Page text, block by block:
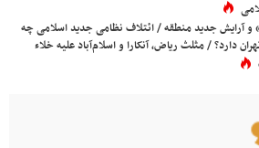
و آرایش جدید منطقه / ائتلاف نظامی جدید اسلامی چه
دارد؟ / مثلث ریاض، آنکارا و اسلام‌آباد علیه خلاء